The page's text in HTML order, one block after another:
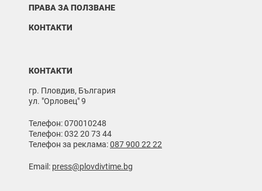
ПРАВА ЗА ПОЛЗВАНЕ
КОНТАКТИ
КОНТАКТИ
гр. Пловдив, България
ул. "Орловец" 9
Телефон: 070010248
Телефон: 032 20 73 44
Телефон за реклама:087 900 22 22
Email: press@plovdivtime.bg